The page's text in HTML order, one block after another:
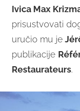
Ivica Max
prisustvovati
uručio mu je
publikacije
Restaurateurs.